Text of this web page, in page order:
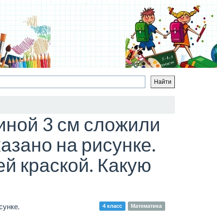
3 см сложили
на рисунке.
краской. Какую
4 класс Математика